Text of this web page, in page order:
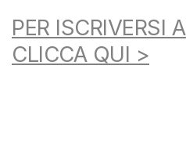
PER ISCRIVERSI
CLICCA QUI >